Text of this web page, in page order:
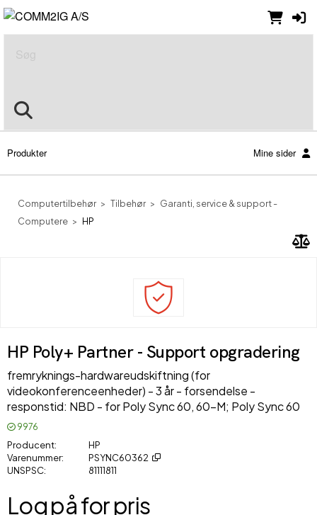
Produkter Mine sider
Computertilbehør Tilbehør
Garanti, service & support -
Computere
HP
HP Poly+ Partner - Support opgradering
fremryknings-hardwareudskiftning (for
videokonferenceenheder) - 3 år - forsendelse -
responstid: NBD - for Poly Sync 60, 60-M; Poly Sync 60
9976
Producent
HP
Varenummer
PSYNC60362
UNSPSC
81111811
Log på for pris